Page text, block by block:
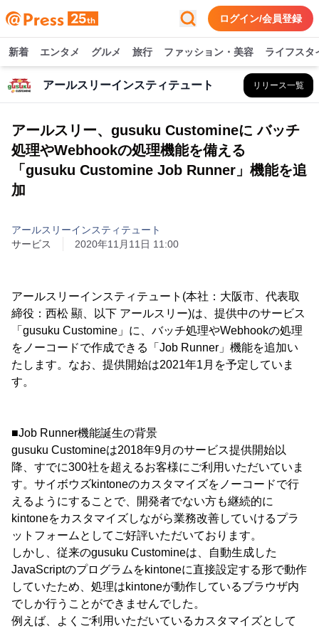
ログイン/会員登録
新着 エンタメ グルメ 旅行 ファッション・美容 ライフスタ
アールスリーインスティテュート リリース一覧
アールスリー、gusuku Customineに バッチ
処理やWebhookの処理機能を備える
「gusuku Customine Job Runner」機能を追
加
アールスリーインスティテュート
サービス
2020年11月11日 11:00
アールスリーインスティテュート(本社：大阪市、代表取
締役：西松 顯、以下 アールスリー)は、提供中のサービス
「gusuku Customine」に、バッチ処理やWebhookの処理
をノーコードで作成できる「Job Runner」機能を追加い
たします。なお、提供開始は2021年1月を予定していま
す。
■Job Runner機能誕生の背景
gusuku Customineは2018年9月のサービス提供開始以
降、すでに300社を超えるお客様にご利用いただいていま
す。サイボウズkintoneのカスタマイズをノーコードで行
えるようにすることで、開発者でない方も継続的に
kintoneをカスタマイズしながら業務改善していけるプラ
ットフォームとしてご好評いただいております。
しかし、従来のgusuku Customineは、自動生成した
JavaScriptのプログラムをkintoneに直接設定する形で動作
していたため、処理はkintoneが動作しているブラウザ内
でしか行うことができませんでした。
例えば、よくご利用いただいているカスタマイズとして